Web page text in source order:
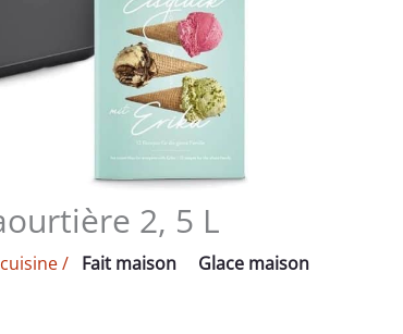
2, 5 L
/ Fait maison
Glace maison